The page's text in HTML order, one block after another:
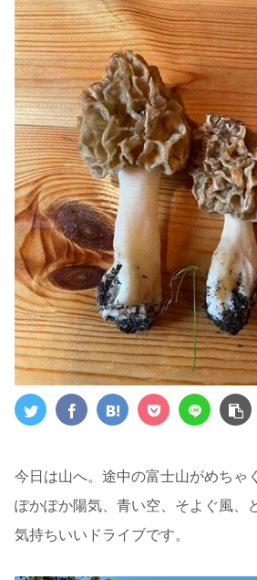
今日は山へ。途中の富士山がめちゃ
ぽかぽか陽気、青い空、そよぐ風、
気持ちいいドライブです。